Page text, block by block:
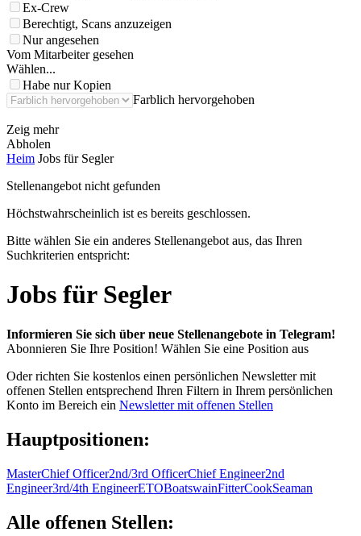
Ex-Crew
Berechtigt, Scans anzuzeigen
Nur angesehen
Vom Mitarbeiter gesehen
Wählen...
Habe nur Kopien
Farblich hervorgehoben
Zeig mehr
Abholen
Heim Jobs für Segler
Stellenangebot nicht gefunden
Höchstwahrscheinlich ist es bereits geschlossen.
Bitte wählen Sie ein anderes Stellenangebot aus, das Ihren
Suchkriterien entspricht:
Jobs für Segler
Informieren Sie sich über neue Stellenangebote in Telegram!
Abonnieren Sie Ihre Position! Wählen Sie eine Position aus
Oder richten Sie kostenlos einen persönlichen Newsletter mit
offenen Stellen entsprechend Ihren Filtern in Ihrem persönlichen
Konto im Bereich ein Newsletter mit offenen Stellen
Hauptpositionen:
MasterChief Officer2nd/3rd OfficerChief Engineer2nd
Engineer3rd/4th EngineerETOBoatswainFitterCookSeaman
Alle offenen Stellen: